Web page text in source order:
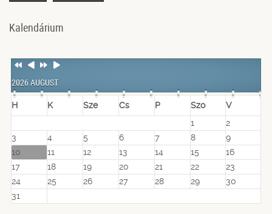
Kalendárium
Previous
Previous
NextNext
2026 AUGUST
H K Sze Cs P Szo
V
1
2
3
4 5 6 7 8
9
10
11 12 13 14 15
16
17
18 19 20 21 22
23
24
25 26 27 28 29
30
31